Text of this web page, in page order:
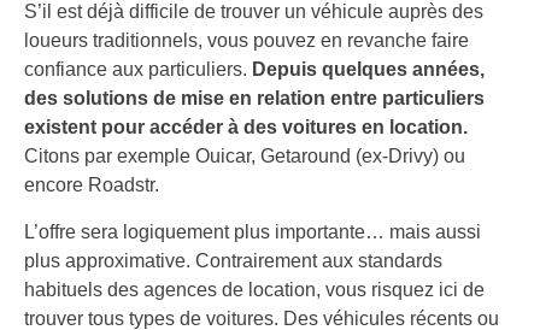
S’il est déjà difficile de trouver un véhicule auprès des
loueurs traditionnels, vous pouvez en revanche faire
confiance aux particuliers. Depuis quelques années,
des solutions de mise en relation entre particuliers
existent pour accéder à des voitures en location.
Citons par exemple Ouicar, Getaround (ex-Drivy) ou
encore Roadstr.
L’offre sera logiquement plus importante… mais aussi
plus approximative. Contrairement aux standards
habituels des agences de location, vous risquez ici de
trouver tous types de voitures. Des véhicules récents ou